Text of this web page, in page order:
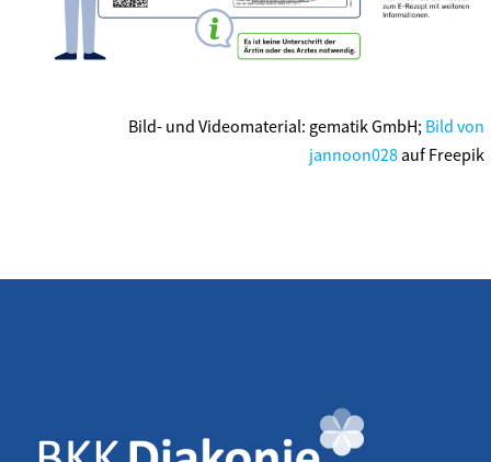
Bild- und Videomaterial: gematik GmbH; Bild von
jannoon028 auf Freepik